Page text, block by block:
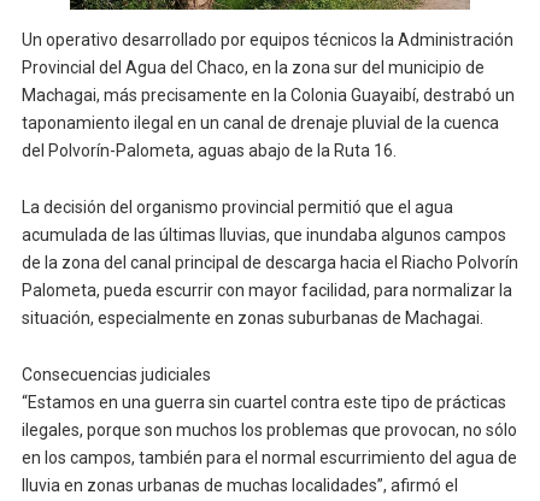
Un operativo desarrollado por equipos técnicos la Administración
Provincial del Agua del Chaco, en la zona sur del municipio de
Machagai, más precisamente en la Colonia Guayaibí, destrabó un
taponamiento ilegal en un canal de drenaje pluvial de la cuenca
del Polvorín-Palometa, aguas abajo de la Ruta 16.
La decisión del organismo provincial permitió que el agua
acumulada de las últimas lluvias, que inundaba algunos campos
de la zona del canal principal de descarga hacia el Riacho Polvorín
Palometa, pueda escurrir con mayor facilidad, para normalizar la
situación, especialmente en zonas suburbanas de Machagai.
Consecuencias judiciales
“Estamos en una guerra sin cuartel contra este tipo de prácticas
ilegales, porque son muchos los problemas que provocan, no sólo
en los campos, también para el normal escurrimiento del agua de
lluvia en zonas urbanas de muchas localidades”, afirmó el